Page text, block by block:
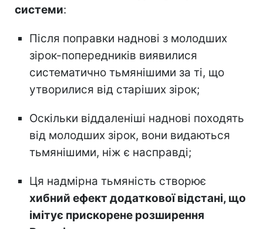
системи:
Після поправки наднові з молодших
зірок-попередників виявилися
систематично тьмянішими за ті, що
утворилися від старіших зірок;
Оскільки віддаленіші наднові походять
від молодших зірок, вони видаються
тьмянішими, ніж є насправді;
Ця надмірна тьмяність створює
хибний ефект додаткової відстані, що
імітує прискорене розширення